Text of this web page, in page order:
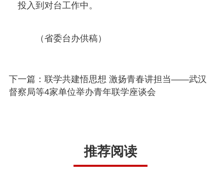
投入到对台工作中。
（省委台办供稿）
下一篇：联学共建悟思想 激扬青春讲担当——武汉
督察局等4家单位举办青年联学座谈会
推荐阅读